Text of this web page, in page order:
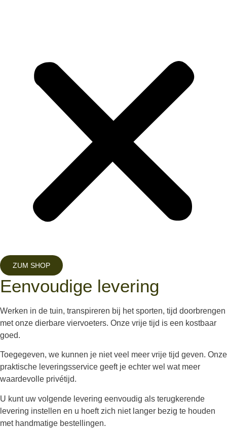
ZUM SHOP
Eenvoudige levering
Werken in de tuin, transpireren bij het sporten, tijd doorbrengen
met onze dierbare viervoeters. Onze vrije tijd is een kostbaar
goed.
Toegegeven, we kunnen je niet veel meer vrije tijd geven. Onze
praktische leveringsservice geeft je echter wel wat meer
waardevolle privétijd.
U kunt uw volgende levering eenvoudig als terugkerende
levering instellen en u hoeft zich niet langer bezig te houden
met handmatige bestellingen.